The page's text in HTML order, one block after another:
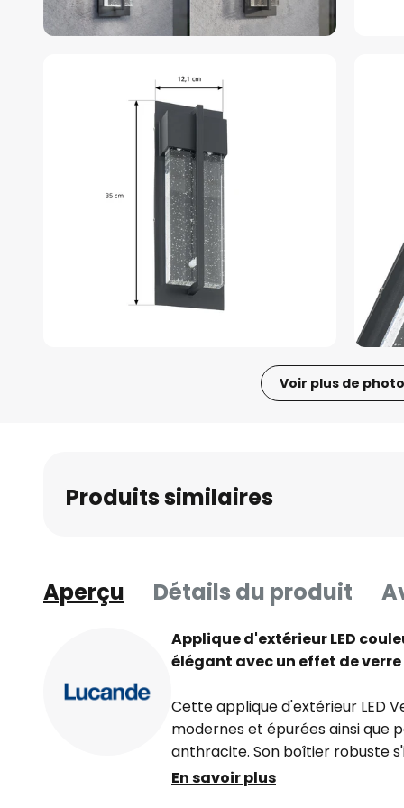
Voir plus de
Produits similaires
Aperçu Détails du produit
Applique d'extérieur LED
élégant avec un effet de
Cette applique d'extérieur LED
modernes et épurées ainsi que
anthracite. Son boîtier robuste
façades les plus diverses et met
En savoir plus